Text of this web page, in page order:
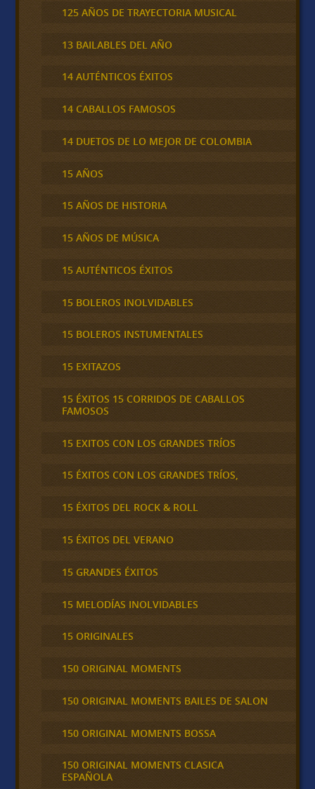
125 AÑOS DE TRAYECTORIA MUSICAL
13 BAILABLES DEL AÑO
14 AUTÉNTICOS ÉXITOS
14 CABALLOS FAMOSOS
14 DUETOS DE LO MEJOR DE COLOMBIA
15 AÑOS
15 AÑOS DE HISTORIA
15 AÑOS DE MÚSICA
15 AUTÉNTICOS ÉXITOS
15 BOLEROS INOLVIDABLES
15 BOLEROS INSTUMENTALES
15 EXITAZOS
15 ÉXITOS 15 CORRIDOS DE CABALLOS
FAMOSOS
15 EXITOS CON LOS GRANDES TRÍOS
15 ÉXITOS CON LOS GRANDES TRÍOS,
15 ÉXITOS DEL ROCK & ROLL
15 ÉXITOS DEL VERANO
15 GRANDES ÉXITOS
15 MELODÍAS INOLVIDABLES
15 ORIGINALES
150 ORIGINAL MOMENTS
150 ORIGINAL MOMENTS BAILES DE SALON
150 ORIGINAL MOMENTS BOSSA
150 ORIGINAL MOMENTS CLASICA
ESPAÑOLA